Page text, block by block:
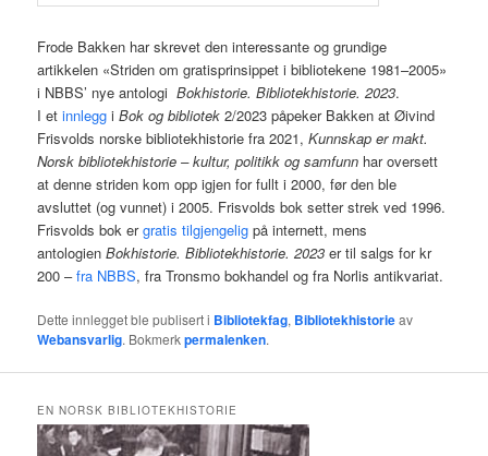
Frode Bakken har skrevet den interessante og grundige
artikkelen «Striden om gratisprinsippet i bibliotekene 1981–2005»
i NBBS’ nye antologiBokhistorie. Bibliotekhistorie. 2023.
I etinnlegg iBok og bibliotek 2/2023 påpeker Bakken at Øivind
Frisvolds norske bibliotekhistorie fra 2021,Kunnskap er makt.
Norsk bibliotekhistorie – kultur, politikk og samfunn har oversett
at denne striden kom opp igjen for fullt i 2000, før den ble
avsluttet (og vunnet) i 2005. Frisvolds bok setter strek ved 1996.
Frisvolds bok ergratis tilgjengelig på internett, mens
antologienBokhistorie. Bibliotekhistorie. 2023er til salgs for kr
200 –fra NBBS, fra Tronsmo bokhandel og fra Norlis antikvariat.
Dette innlegget ble publisert i Bibliotekfag, Bibliotekhistorieav
Webansvarlig. Bokmerkpermalenken.
EN NORSK BIBLIOTEKHISTORIE